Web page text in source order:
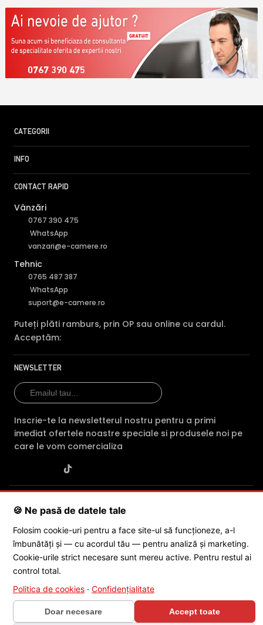
0767 390 475
CATEGORII
INFO
CONTACT RAPID
Vânzări
0767 390 475
WhatsApp
vanzari@e-camere.ro
Tehnic
0765 487 387
WhatsApp
suport@e-camere.ro
Puteți plăti ramburs, prin OP sau online cu cardul.
Acceptăm:
NEWSLETTER
Inscrie-te la newsletterul nostru pentru a primi
imediat ofertele noastre speciale si produsele noi pe
care le vom comercializa
J2015001227161· Capital social: 200 RON · Sediu: Str. Petrache
© 2026 SC POLITES ONLINE SRL
🍪 Ne pasă de datele tale
Folosim cookie-uri pentru a face site-ul să funcționeze, a-l
îmbunătăți și — cu acordul tău — pentru analiză și marketing.
Cookie-urile strict necesare sunt mereu active. Pentru restul ai
control total.
Politica de cookies · Confidențialitate
Doar necesare Accept toate